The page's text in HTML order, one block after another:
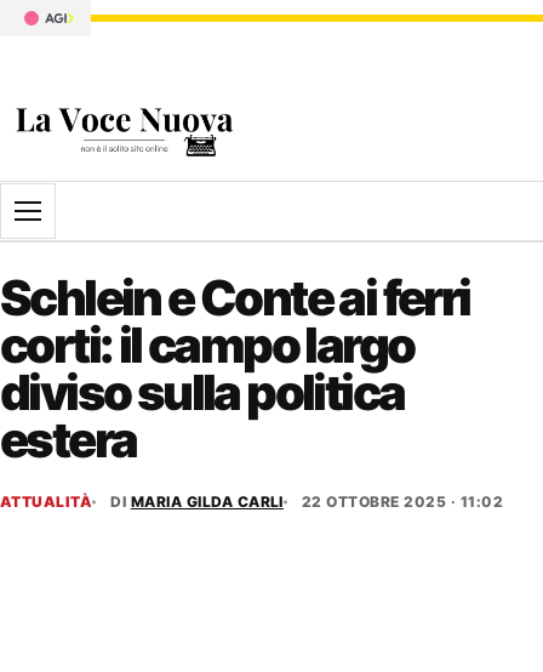
Apri il menu
Schlein e Conte ai ferri
corti: il campo largo
diviso sulla politica
estera
ATTUALITÀ DI MARIA GILDA CARLI 22 OTTOBRE 2025 · 11:02